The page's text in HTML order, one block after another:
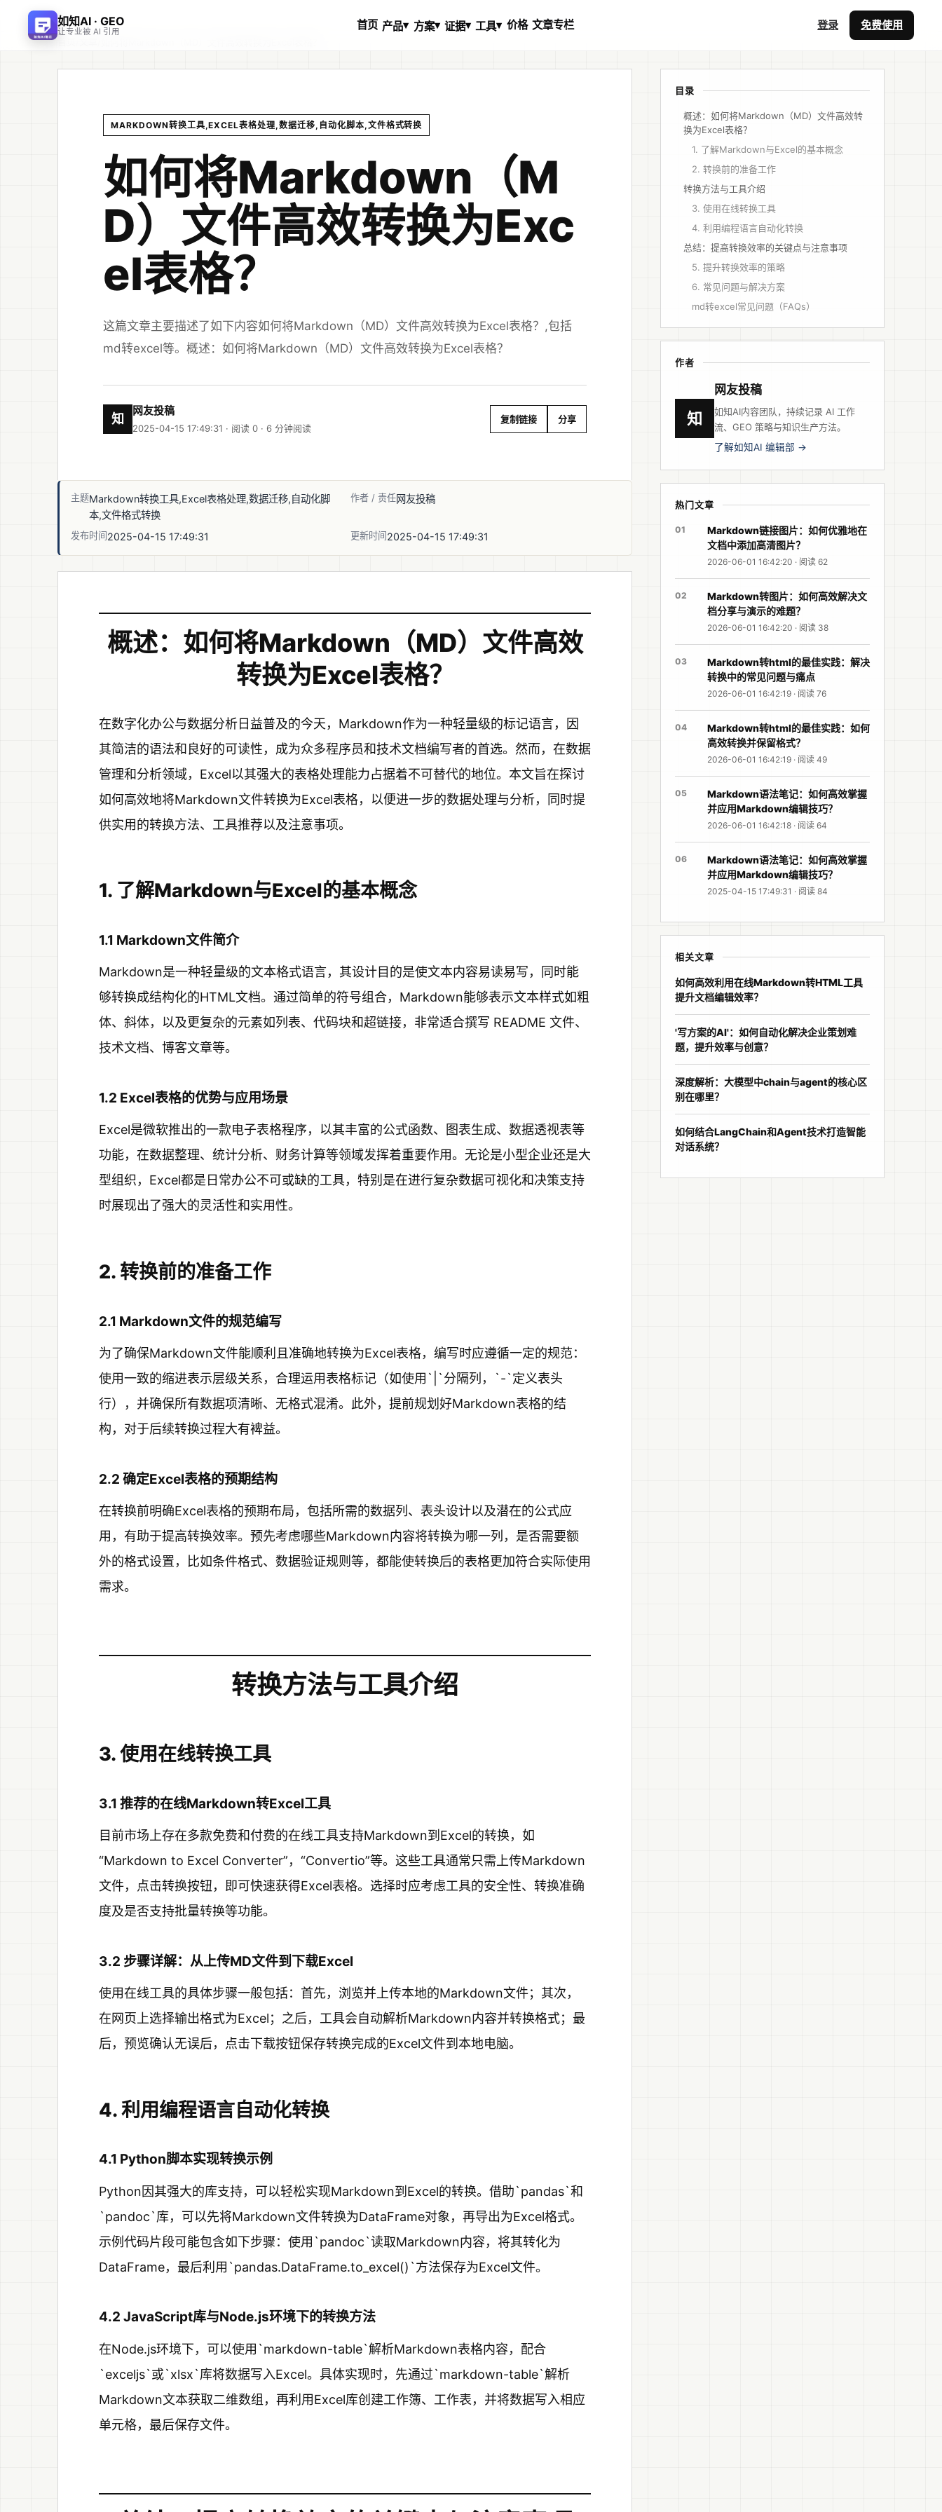
如知AI · GEO
让专业被 AI 引用 首页 产品▾ 方案▾ 证据▾ 工具▾ 价格 文章专栏 登录 免费使用
MARKDOWN转换工具,EXCEL表格处理,数据迁移,自动化脚本,文件格式转换
如何将Markdown（M
D）文件高效转换为Exc
el表格？
这篇文章主要描述了如下内容如何将Markdown（MD）文件高效转换为Excel表格？,包括
md转excel等。概述：如何将Markdown（MD）文件高效转换为Excel表格？
知
网友投稿
2025-04-15 17:49:31 · 阅读 0 · 6 分钟阅读
复制链接 分享
主题Markdown转换工具,Excel表格处理,数据迁移,自动化脚
本,文件格式转换
作者 / 责任网友投稿
发布时间2025-04-15 17:49:31 更新时间2025-04-15 17:49:31
概述：如何将Markdown（MD）文件高效
转换为Excel表格？
在数字化办公与数据分析日益普及的今天，Markdown作为一种轻量级的标记语言，因
其简洁的语法和良好的可读性，成为众多程序员和技术文档编写者的首选。然而，在数据
管理和分析领域，Excel以其强大的表格处理能力占据着不可替代的地位。本文旨在探讨
如何高效地将Markdown文件转换为Excel表格，以便进一步的数据处理与分析，同时提
供实用的转换方法、工具推荐以及注意事项。
1. 了解Markdown与Excel的基本概念
1.1 Markdown文件简介
Markdown是一种轻量级的文本格式语言，其设计目的是使文本内容易读易写，同时能
够转换成结构化的HTML文档。通过简单的符号组合，Markdown能够表示文本样式如粗
体、斜体，以及更复杂的元素如列表、代码块和超链接，非常适合撰写 README 文件、
技术文档、博客文章等。
1.2 Excel表格的优势与应用场景
Excel是微软推出的一款电子表格程序，以其丰富的公式函数、图表生成、数据透视表等
功能，在数据整理、统计分析、财务计算等领域发挥着重要作用。无论是小型企业还是大
型组织，Excel都是日常办公不可或缺的工具，特别是在进行复杂数据可视化和决策支持
时展现出了强大的灵活性和实用性。
2. 转换前的准备工作
2.1 Markdown文件的规范编写
为了确保Markdown文件能顺利且准确地转换为Excel表格，编写时应遵循一定的规范：
使用一致的缩进表示层级关系，合理运用表格标记（如使用`|`分隔列，`-`定义表头
行），并确保所有数据项清晰、无格式混淆。此外，提前规划好Markdown表格的结
构，对于后续转换过程大有裨益。
2.2 确定Excel表格的预期结构
在转换前明确Excel表格的预期布局，包括所需的数据列、表头设计以及潜在的公式应
用，有助于提高转换效率。预先考虑哪些Markdown内容将转换为哪一列，是否需要额
外的格式设置，比如条件格式、数据验证规则等，都能使转换后的表格更加符合实际使用
需求。
转换方法与工具介绍
3. 使用在线转换工具
3.1 推荐的在线Markdown转Excel工具
目前市场上存在多款免费和付费的在线工具支持Markdown到Excel的转换，如
“Markdown to Excel Converter”，“Convertio”等。这些工具通常只需上传Markdown
文件，点击转换按钮，即可快速获得Excel表格。选择时应考虑工具的安全性、转换准确
度及是否支持批量转换等功能。
3.2 步骤详解：从上传MD文件到下载Excel
使用在线工具的具体步骤一般包括：首先，浏览并上传本地的Markdown文件；其次，
在网页上选择输出格式为Excel；之后，工具会自动解析Markdown内容并转换格式；最
后，预览确认无误后，点击下载按钮保存转换完成的Excel文件到本地电脑。
4. 利用编程语言自动化转换
4.1 Python脚本实现转换示例
Python因其强大的库支持，可以轻松实现Markdown到Excel的转换。借助`pandas`和
`pandoc`库，可以先将Markdown文件转换为DataFrame对象，再导出为Excel格式。
示例代码片段可能包含如下步骤：使用`pandoc`读取Markdown内容，将其转化为
DataFrame，最后利用`pandas.DataFrame.to_excel()`方法保存为Excel文件。
4.2 JavaScript库与Node.js环境下的转换方法
在Node.js环境下，可以使用`markdown-table`解析Markdown表格内容，配合
`exceljs`或`xlsx`库将数据写入Excel。具体实现时，先通过`markdown-table`解析
Markdown文本获取二维数组，再利用Excel库创建工作簿、工作表，并将数据写入相应
单元格，最后保存文件。
目录
概述：如何将Markdown（MD）文件高效转
换为Excel表格？
1. 了解Markdown与Excel的基本概念
2. 转换前的准备工作
转换方法与工具介绍
3. 使用在线转换工具
4. 利用编程语言自动化转换
总结：提高转换效率的关键点与注意事项
5. 提升转换效率的策略
6. 常见问题与解决方案
md转excel常见问题（FAQs）
作者
知
网友投稿
如知AI内容团队，持续记录 AI 工作
流、GEO 策略与知识生产方法。
了解如知AI 编辑部 →
热门文章
01
Markdown链接图片：如何优雅地在
文档中添加高清图片？
2026-06-01 16:42:20 · 阅读 62
02
Markdown转图片：如何高效解决文
档分享与演示的难题？
2026-06-01 16:42:20 · 阅读 38
03
Markdown转html的最佳实践：解决
转换中的常见问题与痛点
2026-06-01 16:42:19 · 阅读 76
04
Markdown转html的最佳实践：如何
高效转换并保留格式？
2026-06-01 16:42:19 · 阅读 49
05
Markdown语法笔记：如何高效掌握
并应用Markdown编辑技巧？
2026-06-01 16:42:18 · 阅读 64
06
Markdown语法笔记：如何高效掌握
并应用Markdown编辑技巧？
2025-04-15 17:49:31 · 阅读 84
相关文章
如何高效利用在线Markdown转HTML工具
提升文档编辑效率？
'写方案的AI'：如何自动化解决企业策划难
题，提升效率与创意？
深度解析：大模型中chain与agent的核心区
别在哪里？
如何结合LangChain和Agent技术打造智能
对话系统？